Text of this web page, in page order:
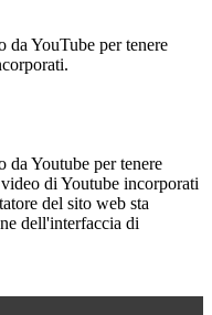
da YouTube per tenere
da Youtube per tenere
di Youtube incorporati
del sito web sta
dell'interfaccia di